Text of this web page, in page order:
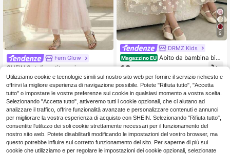
Fern Glow
SHEIN Set di vestito e giacca rosa c
on ricamo floreale elegante e carino
per ragazze, adatto per abiti da fest
a di compleanno
12 left
12.38€
9
DRMZ Kids
Magazzino EU Abito da bambina bian
co crema con laccetti al collo, colle
essuto in rete con fiori 3D, silhouett
e ampia a trapezio, stile dolce da pri
ncipessa, abito formale leggero esti
vo per bambina, abito da damigella
per il primo compleanno del bebè, a
bito da fata con nappe di design di
nicchia per bambini
10
4-7 giorni lavorativi
Utilizziamo cookie e tecnologie simili sul nostro sito web per fornire il servizio richiesto e
offrirvi la migliore esperienza di navigazione possibile. Potete "Rifiuta tutto", "Accetta
tutto" o impostare le vostre preferenze sui cookie in qualsiasi momento a vostra scelta.
Selezionando "Accetta tutto", attiveremo tutti i cookie opzionali, che ci aiutano ad
analizzare il traffico, offrire funzionalità avanzate e personalizzare contenuti e annunci
per migliorare la vostra esperienza di acquisto con SHEIN. Selezionando "Rifiuta tutto",
consentite l'utilizzo dei soli cookie strettamente necessari per il funzionamento del
nostro sito web. Potete disabilitarli modificando le impostazioni del vostro browser, ma
questo potrebbe influire sul corretto funzionamento del sito. Per saperne di più sui
cookie che utilizziamo e per regolare le impostazioni dei cookie opzionali, selezionate